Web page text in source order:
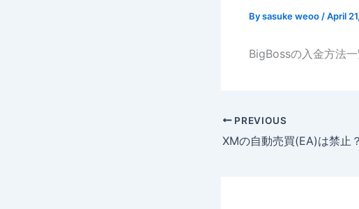
Bysasuke weoo /April
BigBossの入金方法
PREVIOUS